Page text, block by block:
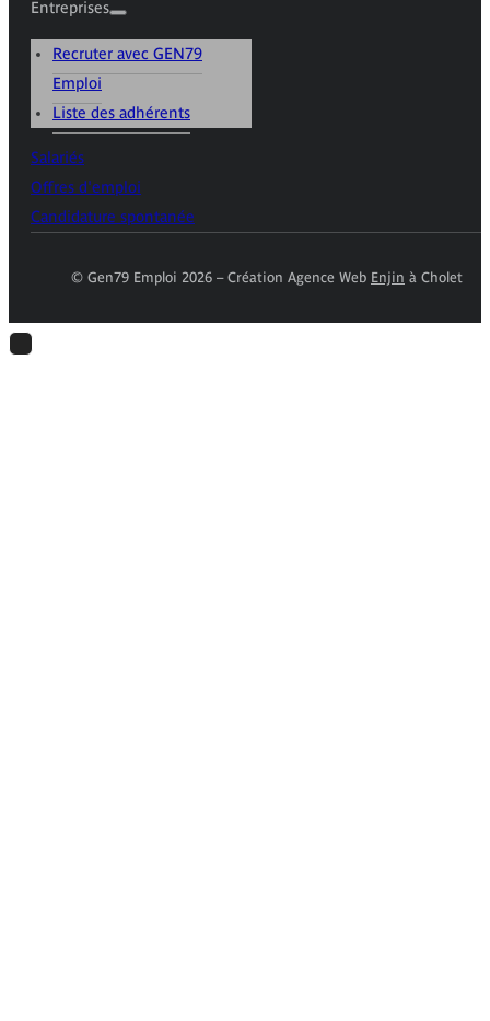
Entreprises
Recruter avec GEN79
Emploi
Liste des adhérents
Salariés
Offres d'emploi
Candidature spontanée
© Gen79 Emploi 2026 – Création Agence Web Enjin à Cholet